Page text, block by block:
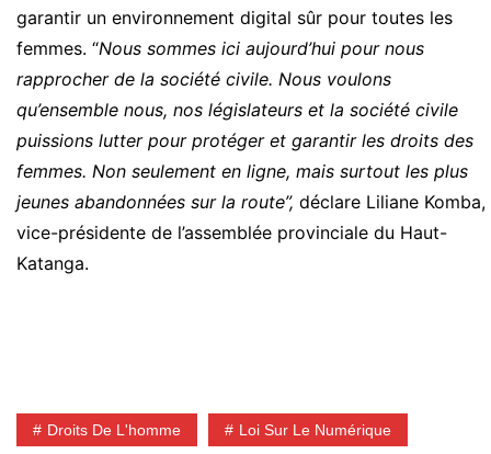
garantir un environnement digital sûr pour toutes les
femmes. “Nous sommes ici aujourd’hui pour nous
rapprocher de la société civile. Nous voulons
qu’ensemble nous, nos législateurs et la société civile
puissions lutter pour protéger et garantir les droits des
femmes. Non seulement en ligne, mais surtout les plus
jeunes abandonnées sur la route”, déclare Liliane Komba,
vice-présidente de l’assemblée provinciale du Haut-
Katanga.
Droits De L'homme Loi Sur Le Numérique